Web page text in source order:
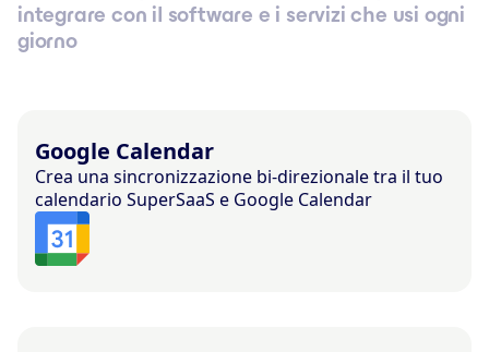
integrare con il software e i servizi che usi ogni
giorno
Google Calendar
Crea una sincronizzazione bi-direzionale tra il tuo
calendario SuperSaaS e Google Calendar